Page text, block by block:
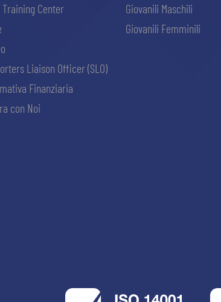
Training Center
Liaison Officer (SLO)
Finanziaria
con Noi
Giovanili Maschili
Giovanili Femminili